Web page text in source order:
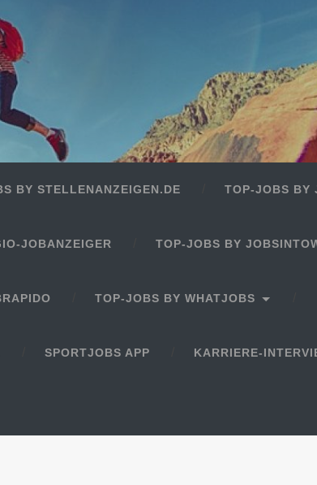
BY STELLENANZEIGEN.DE TOP-JOBS BY
JOBANZEIGER TOP-JOBS BY
TOP-JOBS BY WHATJOBS
SPORTJOBS APP KARRIERE-